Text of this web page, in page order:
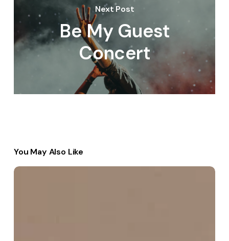
Next Post
Be My Guest
Concert
You May Also Like
Navigating